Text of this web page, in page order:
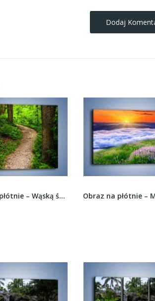
Dodaj
Obraz na płótnie – Morze z samych obłoków –...